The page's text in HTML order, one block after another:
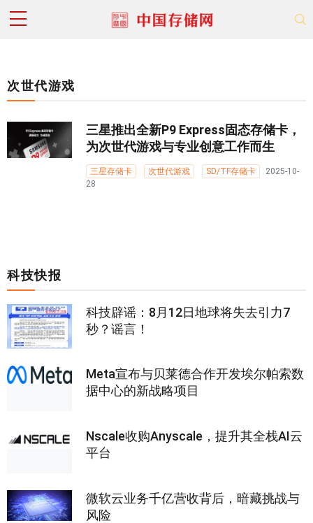
次世代游戏
三星推出全新P9 Express固态存储卡，
为次世代游戏与专业创意工作而生
三星存储卡 次世代游戏 SD/TF存储卡
2025-10-
28
科技快报
科技辟谣：8月12日地球将失去引力7
秒？谣言！
Meta宣布与贝莱德合作开发埃尔帕索数
据中心的新战略项目
Nscale收购Anyscale，提升其全栈AI云
平台
微软云业务千亿营收背后，暗藏挑战与
风险